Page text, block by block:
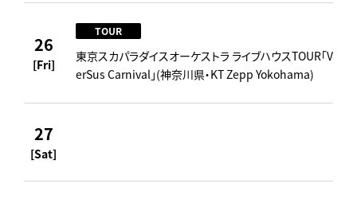
26
[Fri]
TOUR
東京スカパラダイスオーケストラ ライブハウスTOUR「V
erSus Carnival」(神奈川県・KT Zepp Yokohama)
27
[Sat]